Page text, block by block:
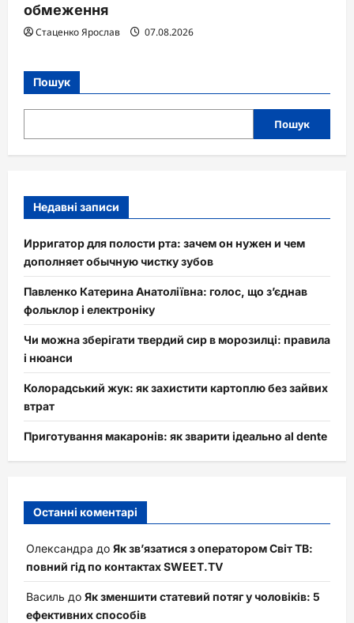
обмеження
Стаценко Ярослав 07.08.2026
Пошук
Пошук
Недавні записи
Ирригатор для полости рта: зачем он нужен и чем
дополняет обычную чистку зубов
Павленко Катерина Анатоліївна: голос, що з’єднав
фольклор і електроніку
Чи можна зберігати твердий сир в морозилці: правила
і нюанси
Колорадський жук: як захистити картоплю без зайвих
втрат
Приготування макаронів: як зварити ідеально al dente
Останні коментарі
Олександра до Як зв’язатися з оператором Світ ТВ:
повний гід по контактах SWEET.TV
Василь до Як зменшити статевий потяг у чоловіків: 5
ефективних способів